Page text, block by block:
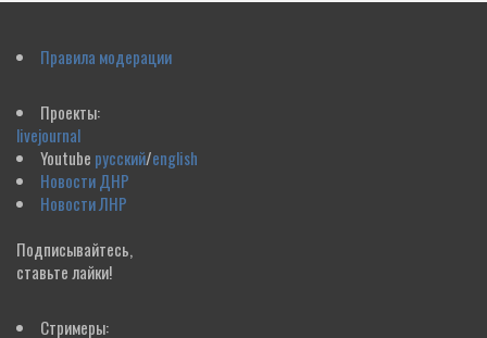
Правила модерации
Проекты:
livejournal
Youtube русский/english
Новости ДНР
Новости ЛНР
Подписывайтесь,
ставьте лайки!
Стримеры: